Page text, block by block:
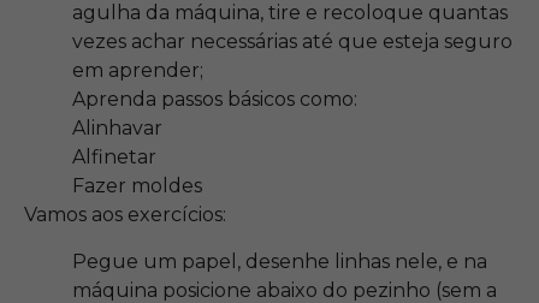
agulha da máquina, tire e recoloque quantas
vezes achar necessárias até que esteja seguro
em aprender;
Aprenda passos básicos como:
Alinhavar
Alfinetar
Fazer moldes
Vamos aos exercícios:
Pegue um papel, desenhe linhas nele, e na
máquina posicione abaixo do pezinho (sem a